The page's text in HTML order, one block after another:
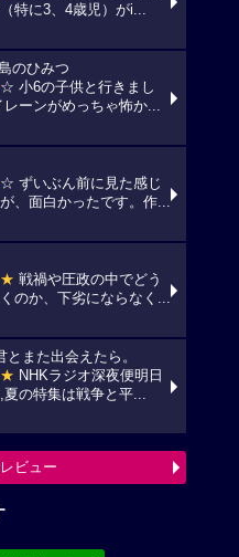
特に3、4歳児）がi...
のひみつ
☆ 小6の子供と行きまし
レーンがめっちゃ怖か...
☆ ずいぶん前に見た感じ
、面白かったです。作...
戦禍や圧政の中でどう
のか、下劣にならなく...
また出会えたら。
NHKラジオ深夜便明日
夏の特集は戦争と平...
ビュー